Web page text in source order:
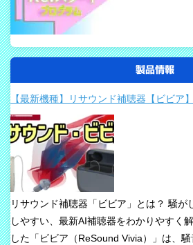
製品情報
【最新機種】リサウンド補聴器【ビビア
リサウンド補聴器「ビビア」とは？ 騒が
しやすい、最新AI補聴器をわかりやすく
した「ビビア（ReSound Vivia）」は、騒